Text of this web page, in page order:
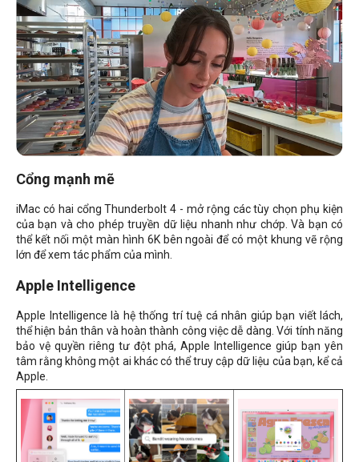
Cổng mạnh mẽ
iMac có hai cổng Thunderbolt 4 - mở rộng các tùy chọn phụ kiện
của bạn và cho phép truyền dữ liệu nhanh như chớp. Và bạn có
thể kết nối một màn hình 6K bên ngoài để có một khung vẽ rộng
lớn để xem tác phẩm của mình.
Apple Intelligence
Apple Intelligence là hệ thống trí tuệ cá nhân giúp bạn viết lách,
thể hiện bản thân và hoàn thành công việc dễ dàng. Với tính năng
bảo vệ quyền riêng tư đột phá, Apple Intelligence giúp bạn yên
tâm rằng không một ai khác có thể truy cập dữ liệu của bạn, kể cả
Apple.